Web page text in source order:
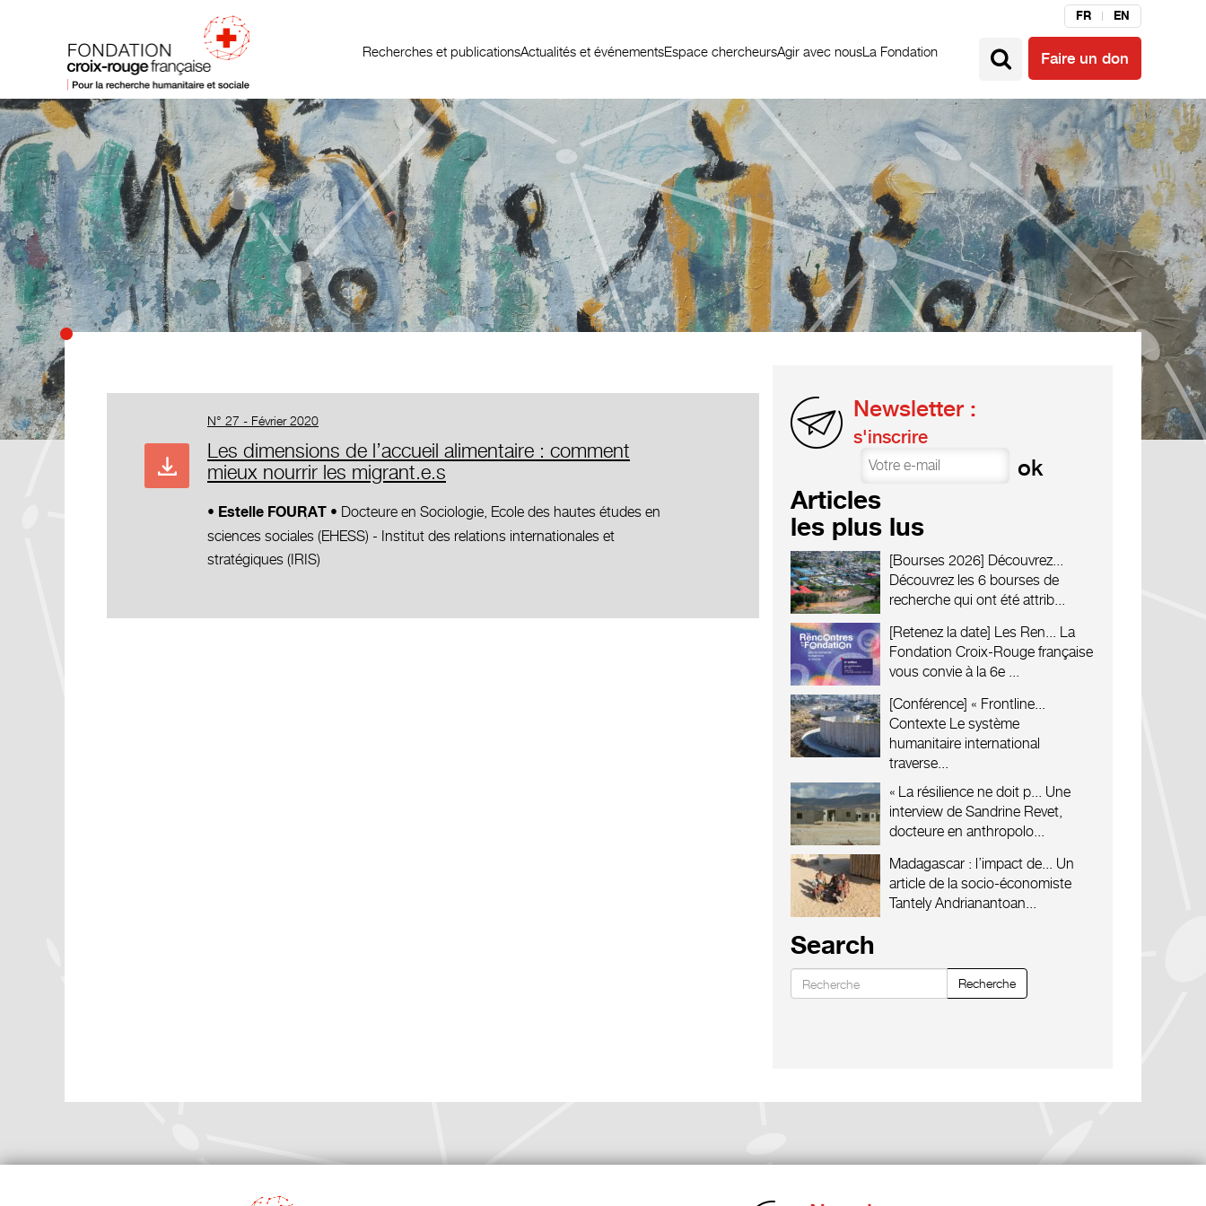
FR EN
Recherches et publicationsActualités et événementsEspace chercheursAgir avec nousLa Fondation Faire un don
N° 27 - Février 2020
Les dimensions de l’accueil alimentaire : comment
mieux nourrir les migrant.e.s
• Estelle FOURAT • Docteure en Sociologie, Ecole des hautes études en
sciences sociales (EHESS) - Institut des relations internationales et
stratégiques (IRIS)
Newsletter :
s'inscrire
Articles
les plus lus
[Bourses 2026] Découvrez...
Découvrez les 6 bourses de
recherche qui ont été attrib...
[Retenez la date] Les Ren... La
Fondation Croix-Rouge française
vous convie à la 6e ...
[Conférence] « Frontline...
Contexte Le système
humanitaire international
traverse...
« La résilience ne doit p... Une
interview de Sandrine Revet,
docteure en anthropolo...
Madagascar : l’impact de... Un
article de la socio-économiste
Tantely Andrianantoan...
Search
Recherche